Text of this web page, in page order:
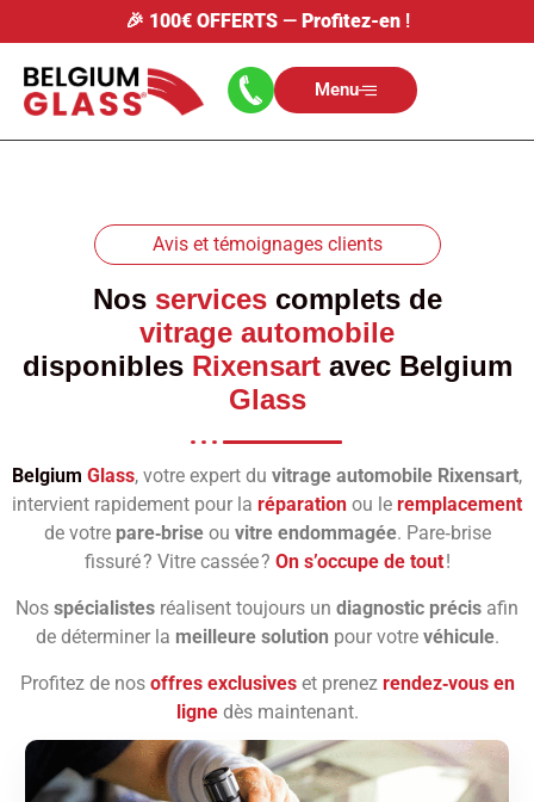
🎉 100€ OFFERTS— Profitez-en!
Menu
Avis et témoignages clients
Nos servicescomplets de
vitrage automobile
disponibles Rixensartavec Belgium
Glass
Belgium Glass, votre expert du vitrage automobile Rixensart,
intervient rapidement pour la réparation ou le remplacement
de votre pare‑briseou vitre endommagée. Pare‑brise
fissuré ? Vitre cassée ? On s’occupe de tout!
Nos spécialistes réalisent toujours un diagnostic précis afin
de déterminer la meilleure solution pour votre véhicule.
Profitez de nos offres exclusiveset prenez rendez‑vous en
lignedès maintenant.